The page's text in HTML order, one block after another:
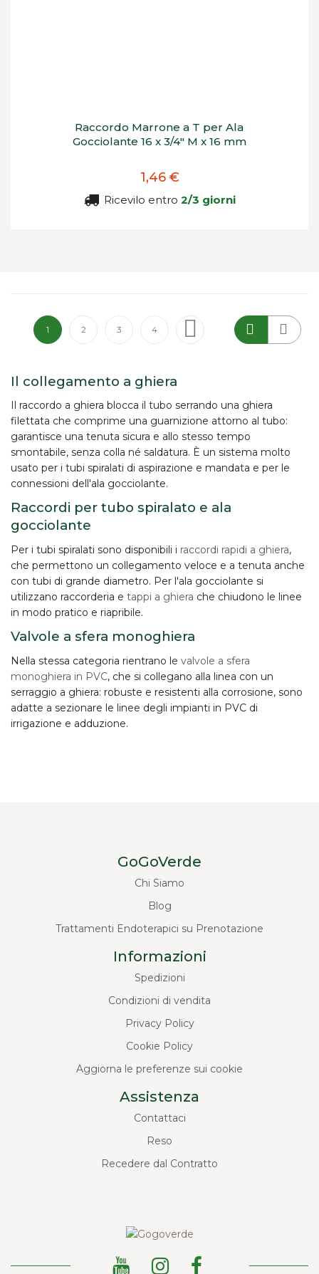
Raccordo Marrone a T per Ala
Gocciolante 16 x 3/4" M x 16 mm
1,46 €
Ricevilo entro 2/3 giorni
Pagina
Attualmente stai leggendo la pagina
1 Pagina
2 Pagina
3 Pagina
4 Successivo
Il collegamento a ghiera
Il raccordo a ghiera blocca il tubo serrando una ghiera
filettata che comprime una guarnizione attorno al tubo:
garantisce una tenuta sicura e allo stesso tempo
smontabile, senza colla né saldatura. È un sistema molto
usato per i tubi spiralati di aspirazione e mandata e per le
connessioni dell'ala gocciolante.
Raccordi per tubo spiralato e ala
gocciolante
Per i tubi spiralati sono disponibili i raccordi rapidi a ghiera,
che permettono un collegamento veloce e a tenuta anche
con tubi di grande diametro. Per l'ala gocciolante si
utilizzano raccorderia e tappi a ghiera che chiudono le linee
in modo pratico e riapribile.
Valvole a sfera monoghiera
Nella stessa categoria rientrano le valvole a sfera
monoghiera in PVC, che si collegano alla linea con un
serraggio a ghiera: robuste e resistenti alla corrosione, sono
adatte a sezionare le linee degli impianti in PVC di
irrigazione e adduzione.
GoGoVerde
Chi Siamo
Blog
Trattamenti Endoterapici su Prenotazione
Informazioni
Spedizioni
Condizioni di vendita
Privacy Policy
Cookie Policy
Aggiorna le preferenze sui cookie
Assistenza
Contattaci
Reso
Recedere dal Contratto